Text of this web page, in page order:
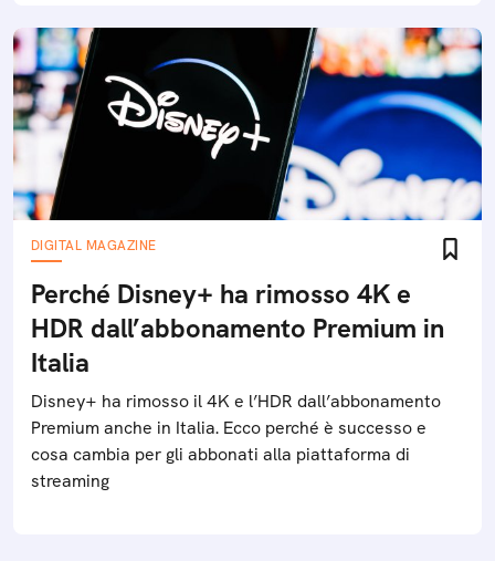
DIGITAL MAGAZINE
Perché Disney+ ha rimosso 4K e
HDR dall’abbonamento Premium in
Italia
Disney+ ha rimosso il 4K e l’HDR dall’abbonamento
Premium anche in Italia. Ecco perché è successo e
cosa cambia per gli abbonati alla piattaforma di
streaming